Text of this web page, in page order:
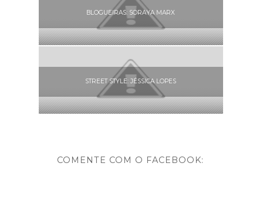
BLOGUEIRAS: SORAYA MARX
STREET STYLE: JÉSSICA LOPES
COMENTE COM O FACEBOOK: